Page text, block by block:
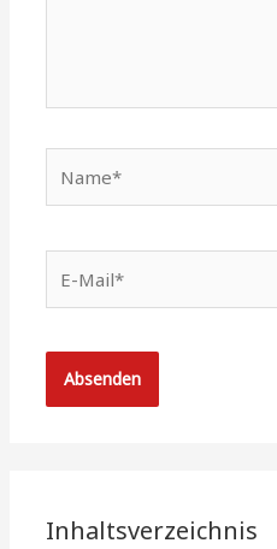
Mail*
Inhaltsverzeichnis